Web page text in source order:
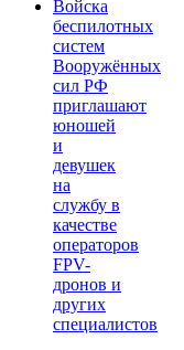
Войска
беспилотных
систем
Вооружённых
сил РФ
приглашают
юношей
и
девушек
на
службу в
качестве
операторов
FPV-
дронов и
других
специалистов